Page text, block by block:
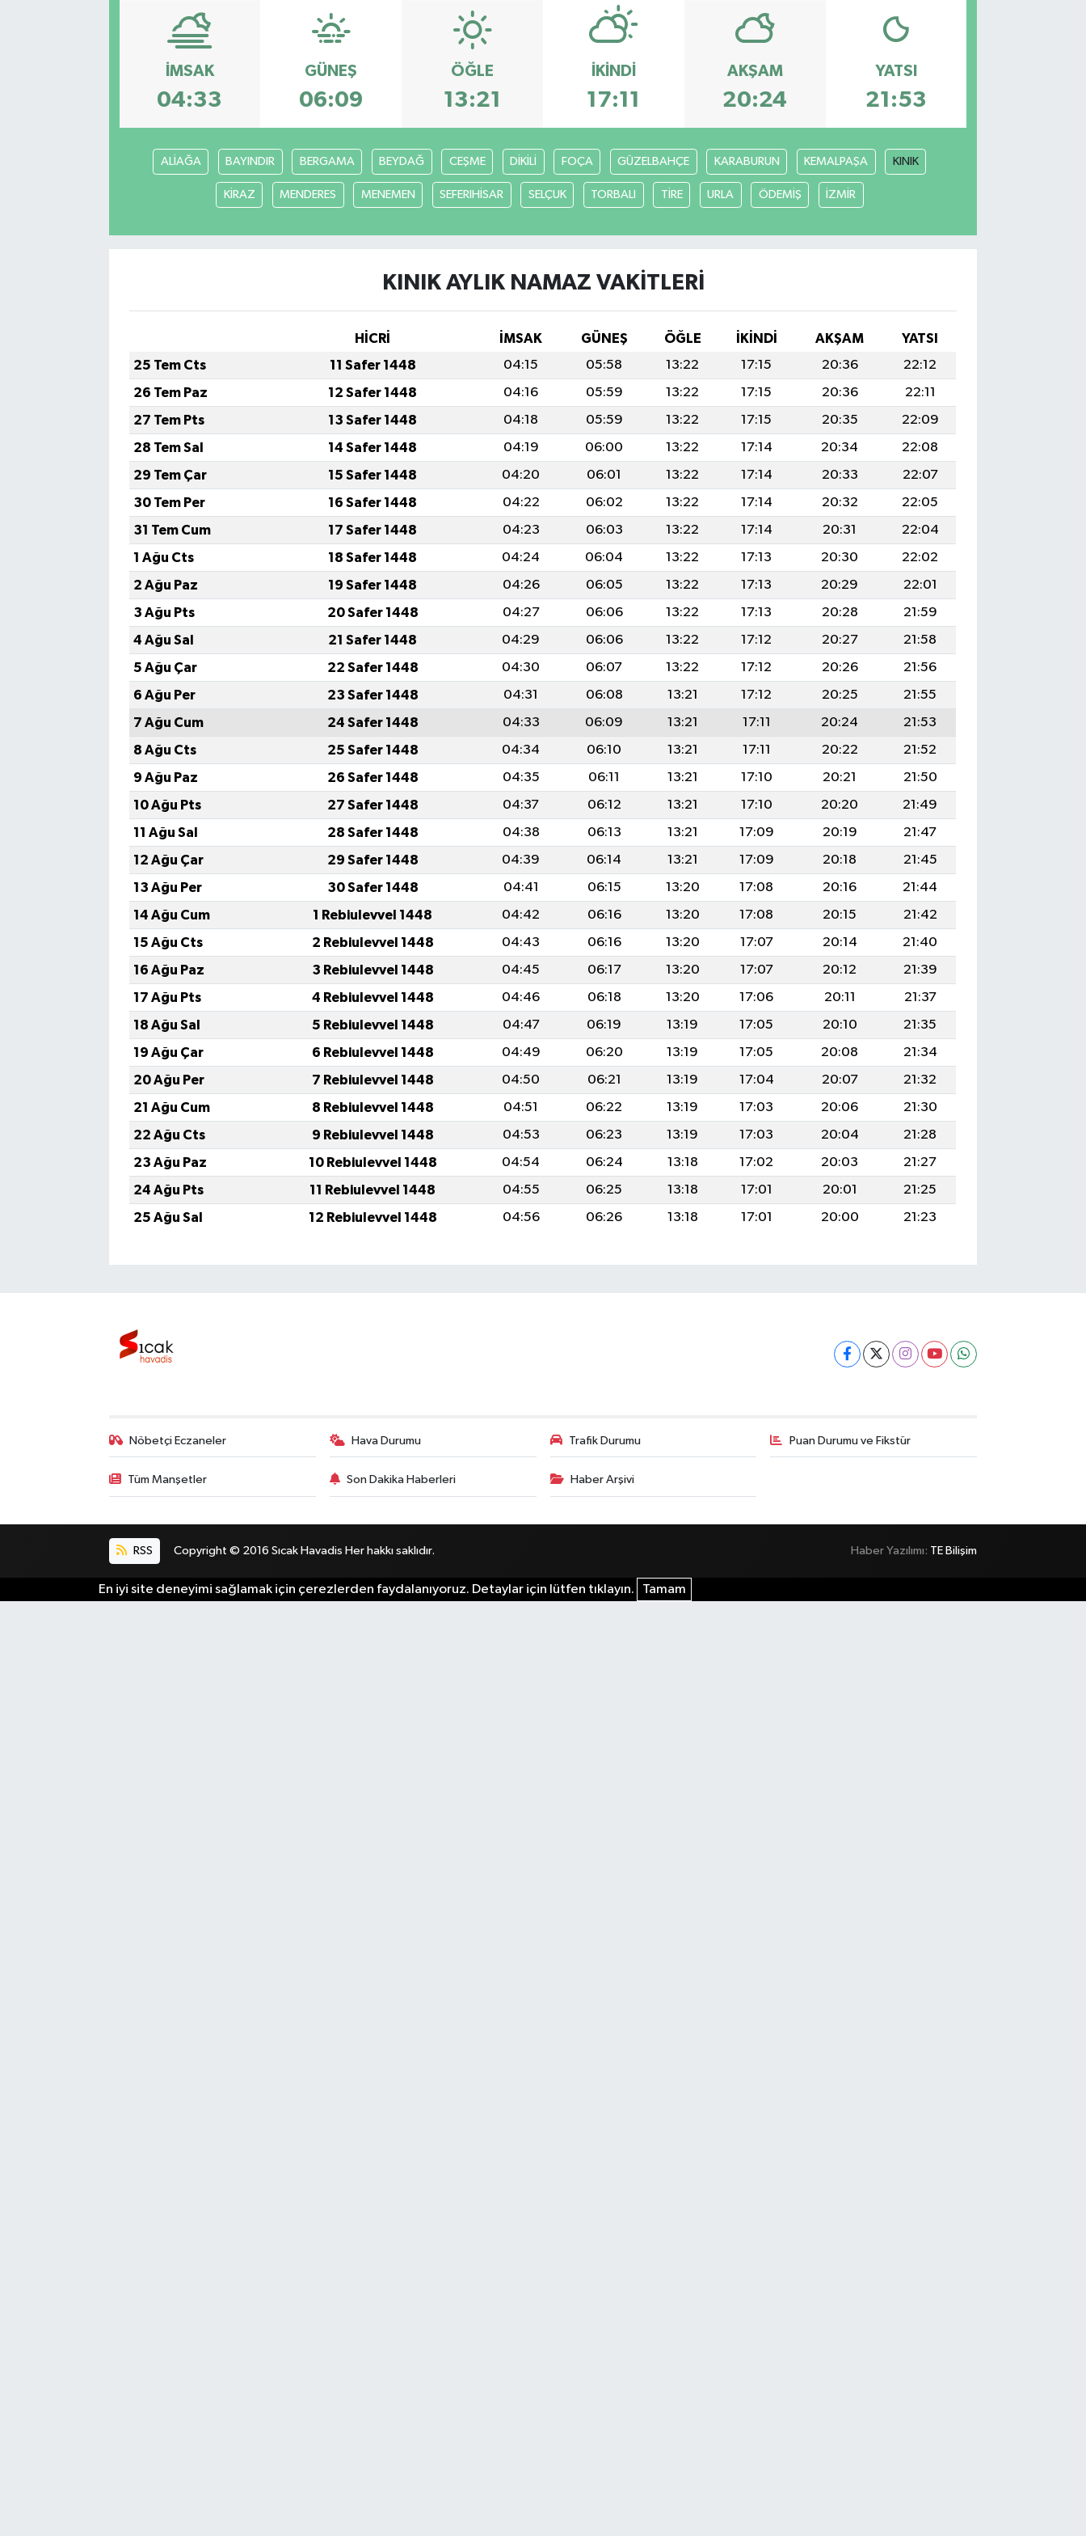
İMSAK
04:33
GÜNEŞ
06:09
ÖĞLE
13:21
İKINDI
17:11
AKŞAM
20:24
YATSI
21:53
ALİAĞA BAYINDIR BERGAMA BEYDAĞ CEŞME DİKİLİ FOÇA GÜZELBAHÇE KARABURUN KEMALPAŞA KINIK
KİRAZ MENDERES MENEMEN SEFERIHİSAR SELÇUK TORBALI TİRE URLA ÖDEMİŞ İZMİR
KINIK AYLIK NAMAZ VAKITLERI
HİCRİ İMSAK GÜNEŞ ÖĞLE İKINDI AKŞAM
YATSI
25 Tem Cts
11 Safer 1448 04:15 05:58 13:22 17:15 20:36
22:12
26 Tem Paz
12 Safer 1448 04:16 05:59 13:22 17:15 20:36
22:11
27 Tem Pts
13 Safer 1448 04:18 05:59 13:22 17:15 20:35
22:09
28 Tem Sal
14 Safer 1448 04:19 06:00 13:22 17:14 20:34
22:08
29 Tem Çar
15 Safer 1448 04:20 06:01 13:22 17:14 20:33
22:07
30 Tem Per
16 Safer 1448 04:22 06:02 13:22 17:14 20:32
22:05
31 Tem Cum
17 Safer 1448 04:23 06:03 13:22 17:14 20:31
22:04
1 Ağu Cts
18 Safer 1448 04:24 06:04 13:22 17:13 20:30
22:02
2 Ağu Paz
19 Safer 1448 04:26 06:05 13:22 17:13 20:29
22:01
3 Ağu Pts
20 Safer 1448 04:27 06:06 13:22 17:13 20:28
21:59
4 Ağu Sal
21 Safer 1448 04:29 06:06 13:22 17:12 20:27
21:58
5 Ağu Çar
22 Safer 1448 04:30 06:07 13:22 17:12 20:26
21:56
6 Ağu Per
23 Safer 1448 04:31 06:08 13:21 17:12 20:25
21:55
7 Ağu Cum
24 Safer 1448 04:33 06:09 13:21 17:11 20:24
21:53
8 Ağu Cts
25 Safer 1448 04:34 06:10 13:21 17:11 20:22
21:52
9 Ağu Paz
26 Safer 1448 04:35 06:11 13:21 17:10 20:21
21:50
10 Ağu Pts
27 Safer 1448 04:37 06:12 13:21 17:10 20:20
21:49
11 Ağu Sal
28 Safer 1448 04:38 06:13 13:21 17:09 20:19
21:47
12 Ağu Çar
29 Safer 1448 04:39 06:14 13:21 17:09 20:18
21:45
13 Ağu Per
30 Safer 1448 04:41 06:15 13:20 17:08 20:16
21:44
14 Ağu Cum
1 Rebiulevvel 1448 04:42 06:16 13:20 17:08 20:15
21:42
15 Ağu Cts
2 Rebiulevvel 1448 04:43 06:16 13:20 17:07 20:14
21:40
16 Ağu Paz
3 Rebiulevvel 1448 04:45 06:17 13:20 17:07 20:12
21:39
17 Ağu Pts
4 Rebiulevvel 1448 04:46 06:18 13:20 17:06 20:11
21:37
18 Ağu Sal
5 Rebiulevvel 1448 04:47 06:19 13:19 17:05 20:10
21:35
19 Ağu Çar
6 Rebiulevvel 1448 04:49 06:20 13:19 17:05 20:08
21:34
20 Ağu Per
7 Rebiulevvel 1448 04:50 06:21 13:19 17:04 20:07
21:32
21 Ağu Cum
8 Rebiulevvel 1448 04:51 06:22 13:19 17:03 20:06
21:30
22 Ağu Cts
9 Rebiulevvel 1448 04:53 06:23 13:19 17:03 20:04
21:28
23 Ağu Paz
10 Rebiulevvel 1448 04:54 06:24 13:18 17:02 20:03
21:27
24 Ağu Pts
11 Rebiulevvel 1448 04:55 06:25 13:18 17:01 20:01
21:25
25 Ağu Sal
12 Rebiulevvel 1448 04:56 06:26 13:18 17:01 20:00 21:23
Nöbetçi Eczaneler Hava Durumu Trafik Durumu Puan Durumu ve Fikstür
Tüm Manşetler Son Dakika Haberleri Haber Arşivi
RSS Copyright © 2016 Sıcak Havadis Her hakkı saklıdır. Haber Yazılımı: TE Bilişim
En iyi site deneyimi sağlamak için çerezlerden faydalanıyoruz. Detaylar için lütfen tıklayın. Tamam
Kültür & Sanat
Bilim, Teknoloji